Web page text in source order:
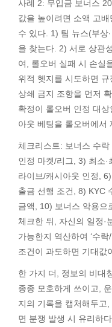
사례 2: 무입금 보너스
값을 높이려면 소액 고
수 있다. 1) 팀 뉴스(부상
을 찾는다. 2) 서로 상관
여, 롤오버 실패 시 손실
위적 헷지를 시도하면
상쇄 금지 조항을 먼저
확정이 롤오버 인정 대
아웃 베팅을 롤오버에서
체크리스트: 보너스 수
인정 마켓/리그, 3) 최소
라이브/캐시아웃 인정,
출금 선행 조건, 8) KYC
금액, 10) 보너스 악용으
체크한 뒤, 자신의 일정·
가능한지 역산하여 ‘수
조건이 과도하면 기대값
한 가지 더, 정보의 비대
종종 모호하게 쓰이고,
지의 기록을 캡처해두고
면 분쟁 발생 시 유리하